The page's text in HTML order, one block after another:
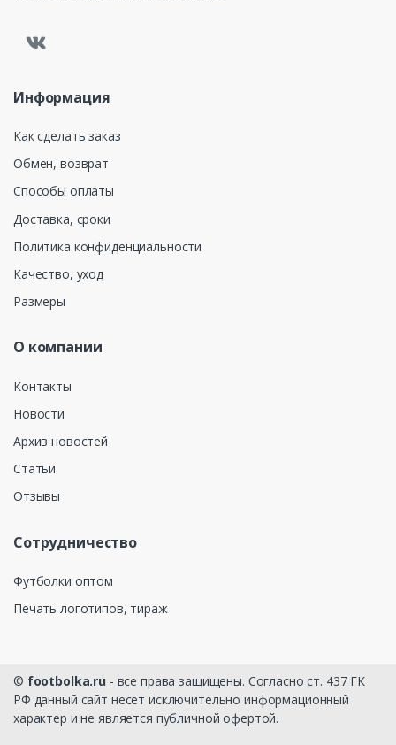
Информация
Как сделать заказ
Обмен, возврат
Способы оплаты
Доставка, сроки
Политика конфиденциальности
Качество, уход
Размеры
О компании
Контакты
Новости
Архив новостей
Статьи
Отзывы
Сотрудничество
Футболки оптом
Печать логотипов, тираж
© footbolka.ru - все права защищены. Согласно ст. 437 ГК
РФ данный сайт несет исключительно информационный
характер и не является публичной офертой.